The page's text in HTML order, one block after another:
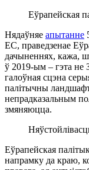
Еўрапейская
Нядаўняе апытанне
ЕС, праведзенае
дачыненнях, кажа,
ў 2019-ым – гэта не
галоўная сцэна
палітычны ландшафт
непрадказальным
змяняюцца.
Еўрапейская
напрамку да краю,